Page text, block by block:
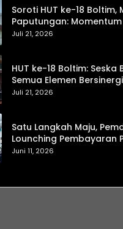
Soroti HUT ke-18 Boltim,
Paputungan: Momentum
Daerah Mandiri dan
Juli 21, 2026
HUT ke-18 Boltim: Seska
Semua Elemen
Daerah
Juli 21, 2026
Satu Langkah Maju,
Lounching Pembayaran
Qris
Juni 11, 2026